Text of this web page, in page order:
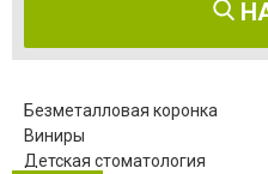
Безметалловая коронка
Виниры
Детская стоматология